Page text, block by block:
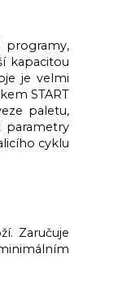
kapacitou
je velmi
START
paletu,
parametry
cyklu
Zaručuje